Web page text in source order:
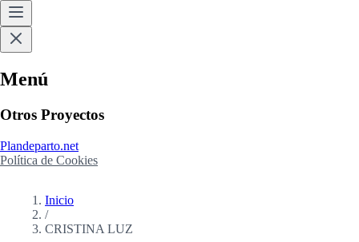
Menú
Otros Proyectos
Plandeparto.net
Política de Cookies
Inicio
/
CRISTINA LUZ